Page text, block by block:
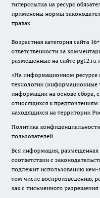
гиперссылка на ресурс
применены нормы
правах.
Возрастная категория сайта
ответственности за
размещенные на сайте pg12.ru
«На информационном ресурсе
технологии (информационные
информации на основе сбора,
относящихся к предпочтениям
находящихся на территории
Политика
пользователей
Вся информация, размещенная
соответствии с
подлежит использованию
том числе воспроизведению,
как с письменного разрешения